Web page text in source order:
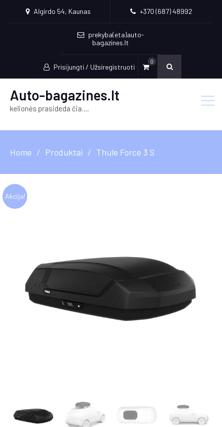
Algirdo 54, Kaunas +370 (687) 48992
prekyba(eta)auto-
bagazines.lt
Prisijungti / Užsiregistruoti
0
Auto-bagazines.lt
kelionės prasideda čia….
Home Produktai Thule Force 3 S
Akcija!